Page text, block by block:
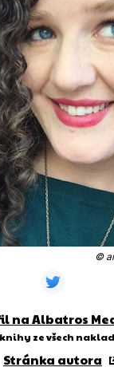
©
na Albatros
ze všech
Stránka autora